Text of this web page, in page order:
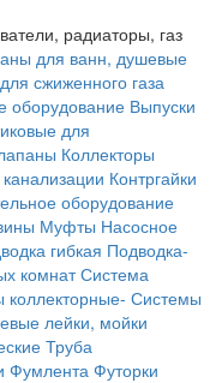
радиаторы, газ
для ванн, душевые
сжиженного газа
оборудование Выпуски
для
Коллекторы
Контргайки
оборудование
Муфты Насосное
гибкая Подводка-
комнат Система
Системы
лейки, мойки
Труба
Фумлента Футорки